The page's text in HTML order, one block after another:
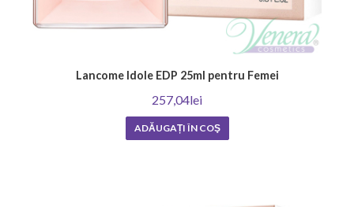
Lancome Idole EDP 25ml pentru Femei
257,04lei
ADĂUGAȚI ÎN COŞ